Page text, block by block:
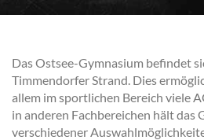
Das Ostsee-Gymnasium befindet
Timmendorfer Strand. Dies
allem im sportlichen Bereich viele
in anderen Fachbereichen hält das
verschiedener